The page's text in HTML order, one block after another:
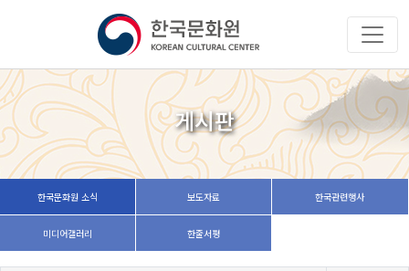
게시판
한국문화원 소식 보도자료 한국관련행사
미디어갤러리 한줄서평